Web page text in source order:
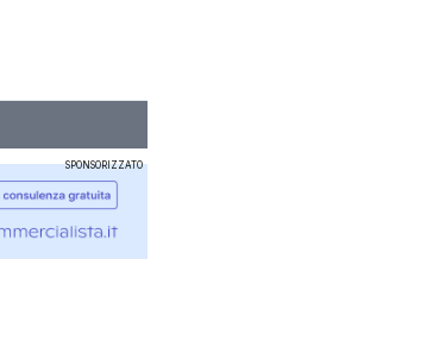
SPONSORIZZATO